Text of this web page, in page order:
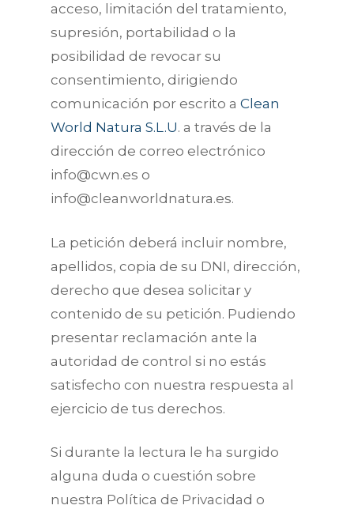
acceso, limitación del tratamiento,
supresión, portabilidad o la
posibilidad de revocar su
consentimiento, dirigiendo
comunicación por escrito aClean
World Natura S.L.U. a través de la
dirección de correo electrónico
info@cwn.es o
info@cleanworldnatura.es.
La petición deberá incluir nombre,
apellidos, copia de su DNI, dirección,
derecho que desea solicitar y
contenido de su petición. Pudiendo
presentar reclamación ante la
autoridad de control si no estás
satisfecho con nuestra respuesta al
ejercicio de tus derechos.
Si durante la lectura le ha surgido
alguna duda o cuestión sobre
nuestra Política de Privacidad o